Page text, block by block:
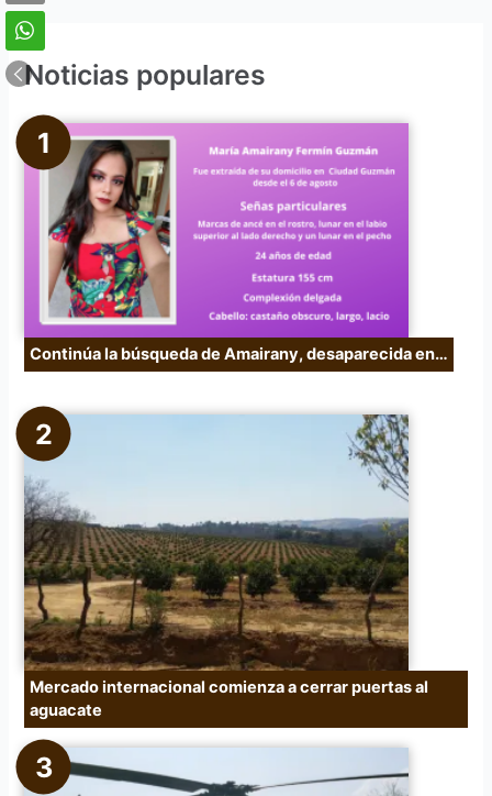
s
c
a
o
Noticias populares
Continúa la búsqueda de Amairany, desaparecida en…
Mercado internacional comienza a cerrar puertas al
aguacate